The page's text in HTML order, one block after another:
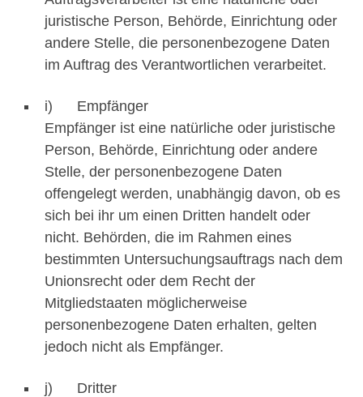
juristische Person, Behörde, Einrichtung oder
andere Stelle, die personenbezogene Daten
im Auftrag des Verantwortlichen verarbeitet.
i) Empfänger
Empfänger ist eine natürliche oder juristische
Person, Behörde, Einrichtung oder andere
Stelle, der personenbezogene Daten
offengelegt werden, unabhängig davon, ob es
sich bei ihr um einen Dritten handelt oder
nicht. Behörden, die im Rahmen eines
bestimmten Untersuchungsauftrags nach dem
Unionsrecht oder dem Recht der
Mitgliedstaaten möglicherweise
personenbezogene Daten erhalten, gelten
jedoch nicht als Empfänger.
j) Dritter